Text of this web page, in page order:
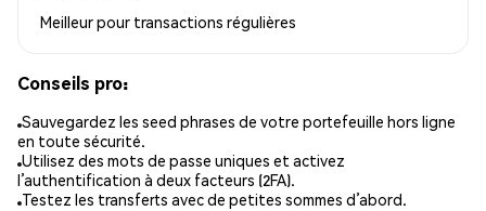
Meilleur pour transactions régulières
Conseils pro:
Sauvegardez les seed phrases de votre portefeuille hors ligne
en toute sécurité.
Utilisez des mots de passe uniques et activez
l’authentification à deux facteurs (2FA).
Testez les transferts avec de petites sommes d’abord.